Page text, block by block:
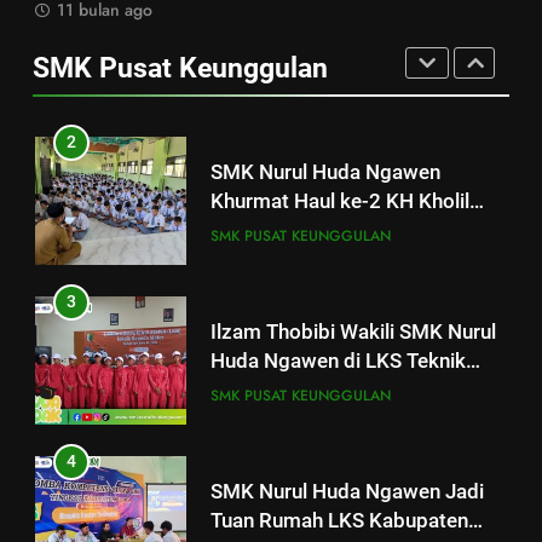
1
SMK Nurul Huda Ngawen Gelar
Siswa
SMK PUSAT KEUNGGULAN
2
Istighotsah Bersama
SMK PUSAT KEUNGGULAN
3
2026
SMK PUSAT KEUNGGULAN
11 bulan ago
SMK Pusat Keunggulan
Tes TOEIC untuk Tingkatkan
Kompetensi Bahasa Inggris
Siswa
SMK PUSAT KEUNGGULAN
2
SMK Nurul Huda Ngawen
Khurmat Haul ke-2 KH Kholil
Syarqowi Lengkong Melalui
SMK PUSAT KEUNGGULAN
3
Ilzam Thobibi Wakili SMK Nurul
Huda Ngawen di LKS Teknik
Sepeda Motor Kabupaten Blora
SMK PUSAT KEUNGGULAN
4
SMK Nurul Huda Ngawen Jadi
Tuan Rumah LKS Kabupaten